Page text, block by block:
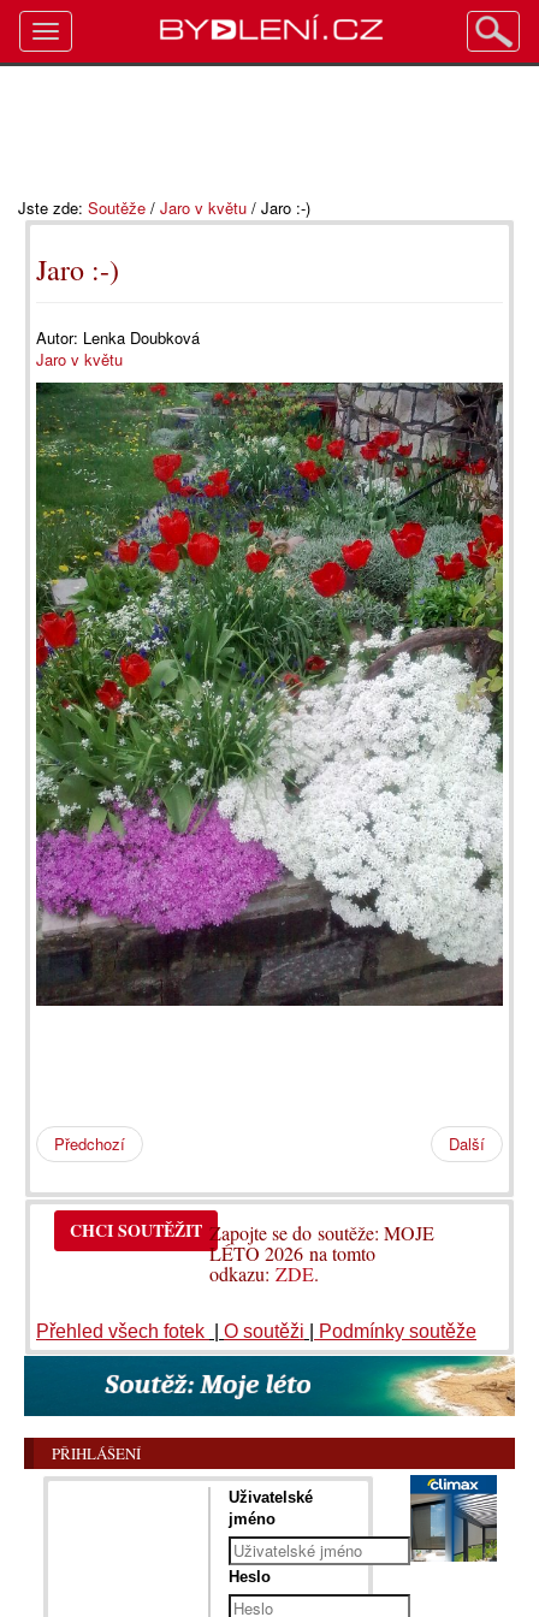
Jste zde: Soutěže / Jaro v květu / Jaro :-)
Jaro :-)
Autor: Lenka Doubková
Jaro v květu
Předchozí Další
CHCI SOUTĚŽIT Zapojte se do soutěže: MOJE
LÉTO 2026 na tomto
odkazu:ZDE.
Přehled všech fotek O soutěži Podmínky soutěže
PŘIHLÁŠENÍ
Uživatelské
jméno
Heslo
Toggle
navigation